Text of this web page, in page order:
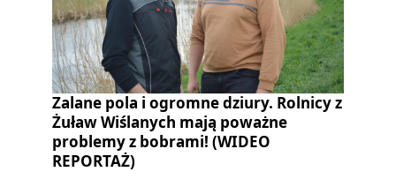
Zalane pola i ogromne dziury. Rolnicy z
Żuław Wiślanych mają poważne
problemy z bobrami! (WIDEO
REPORTAŻ)